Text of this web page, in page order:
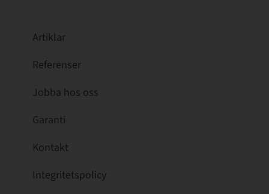
Artiklar
Referenser
Jobba hos oss
Garanti
Kontakt
Integritetspolicy